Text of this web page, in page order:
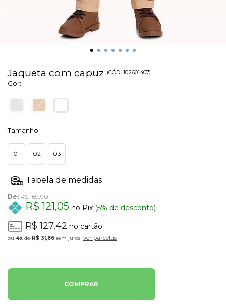
Jaqueta com capuz (CÓD. 102601407)
Cor:
Tamanho:
01 02 03
De: R$ 169,90
R$ 121,05 no Pix (5% de desconto)
R$ 127,42 no cartão
4x de R$ 31,86 sem juros ver parcelas
COMPRAR